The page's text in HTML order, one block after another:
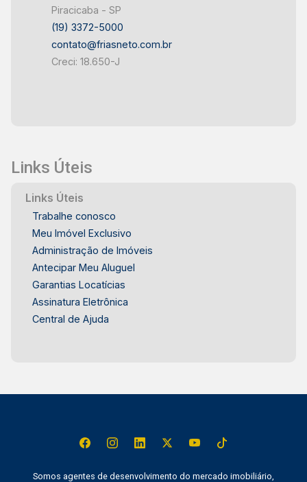
Pessoas que valorizam condomínio com área
de lazer - Quem procura um apartamento
funcional em Piracicaba Este apartamento reúne
Piracicaba. Agende sua visita.
Piracicaba - SP
(19) 3372-5000
contato@friasneto.com.br
Creci: 18.650-J
Links Úteis
Links Úteis
Trabalhe conosco
Meu Imóvel Exclusivo
Administração de Imóveis
Antecipar Meu Aluguel
Garantias Locatícias
Assinatura Eletrônica
Central de Ajuda
Somos agentes de desenvolvimento do mercado imobiliário,